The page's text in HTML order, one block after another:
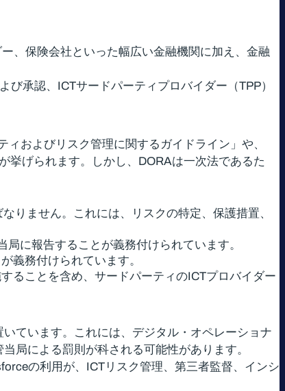
、保険会社といった幅広い金融機関に加え、金融
承認、ICTサードパーティプロバイダー（TPP）
およびリスク管理に関するガイドライン」や、
挙げられます。しかし、DORAは一次法であるた
りません。これには、リスクの特定、保護措置、
に報告することが義務付けられています。
義務付けられています。
ることを含め、サードパーティのICTプロバイダー
ています。これには、デジタル・オペレーショナ
局による罰則が科される可能性があります。
の利用が、ICTリスク管理、第三者監督、インシ